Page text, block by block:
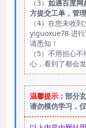
（3） 如遇百度网
方提交工单，管
（4）在您未收
yiguoxue78 进行
请悉知！
（5）不用担心
心，看到了都会
温馨提示： 部分
请勿模仿学习，